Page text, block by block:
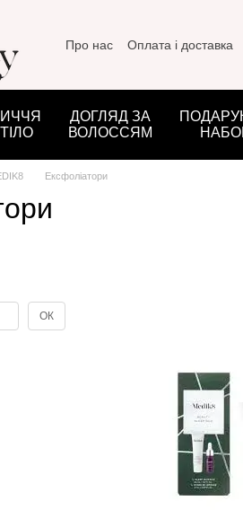
Про нас Оплата і доставка
ДОГЛЯД ЗА
ВОЛОССЯМ
Ексфоліатори
ОК